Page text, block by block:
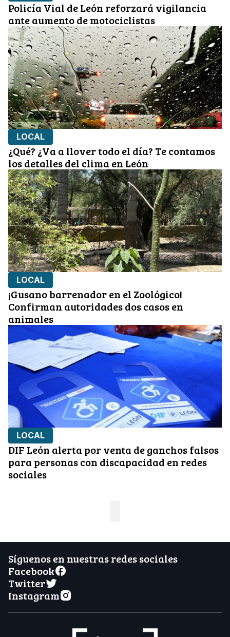
Policía Vial de León reforzará vigilancia
ante aumento de motociclistas
LOCAL
¿Qué? ¿Va a llover todo el día? Te contamos
los detalles del clima en León
LOCAL
¡Gusano barrenador en el Zoológico!
Confirman autoridades dos casos en
animales
LOCAL
DIF León alerta por venta de ganchos falsos
para personas con discapacidad en redes
sociales
Síguenos en nuestras redes sociales
Facebook
Twitter
Instagram